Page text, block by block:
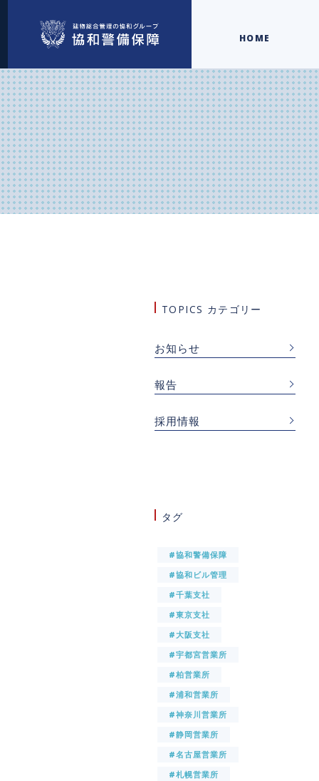
HOME
TOPICS カテゴリー
お知らせ
報告
採用情報
タグ
#協和警備保障
#協和ビル管理
#千葉支社
#東京支社
#大阪支社
#宇都宮営業所
#柏営業所
#浦和営業所
#神奈川営業所
#静岡営業所
#名古屋営業所
#札幌営業所